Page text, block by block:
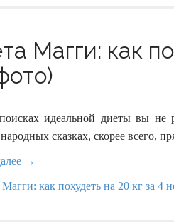
Магги: как
идеальной диеты вы не
сказках, скорее всего,
→